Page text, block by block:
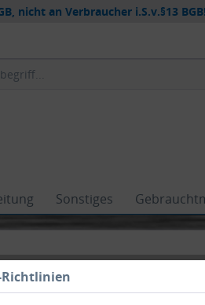
nicht an Verbraucher i.S.v.§13 BGB!
Sonstiges
Richtlinien